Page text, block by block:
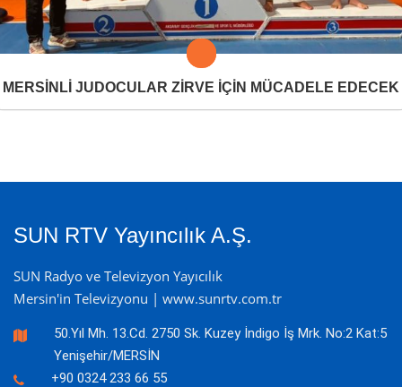
MERSİNLİ JUDOCULAR ZİRVE İÇİN MÜCADELE EDECEK
SUN RTV Yayıncılık A.Ş.
SUN Radyo ve Televizyon Yayıcılık
Mersin'in Televizyonu | www.sunrtv.com.tr
50.Yıl Mh. 13.Cd. 2750 Sk. Kuzey İndigo İş Mrk. No:2 Kat:5
Yenişehir/MERSİN
+90 0324 233 66 55